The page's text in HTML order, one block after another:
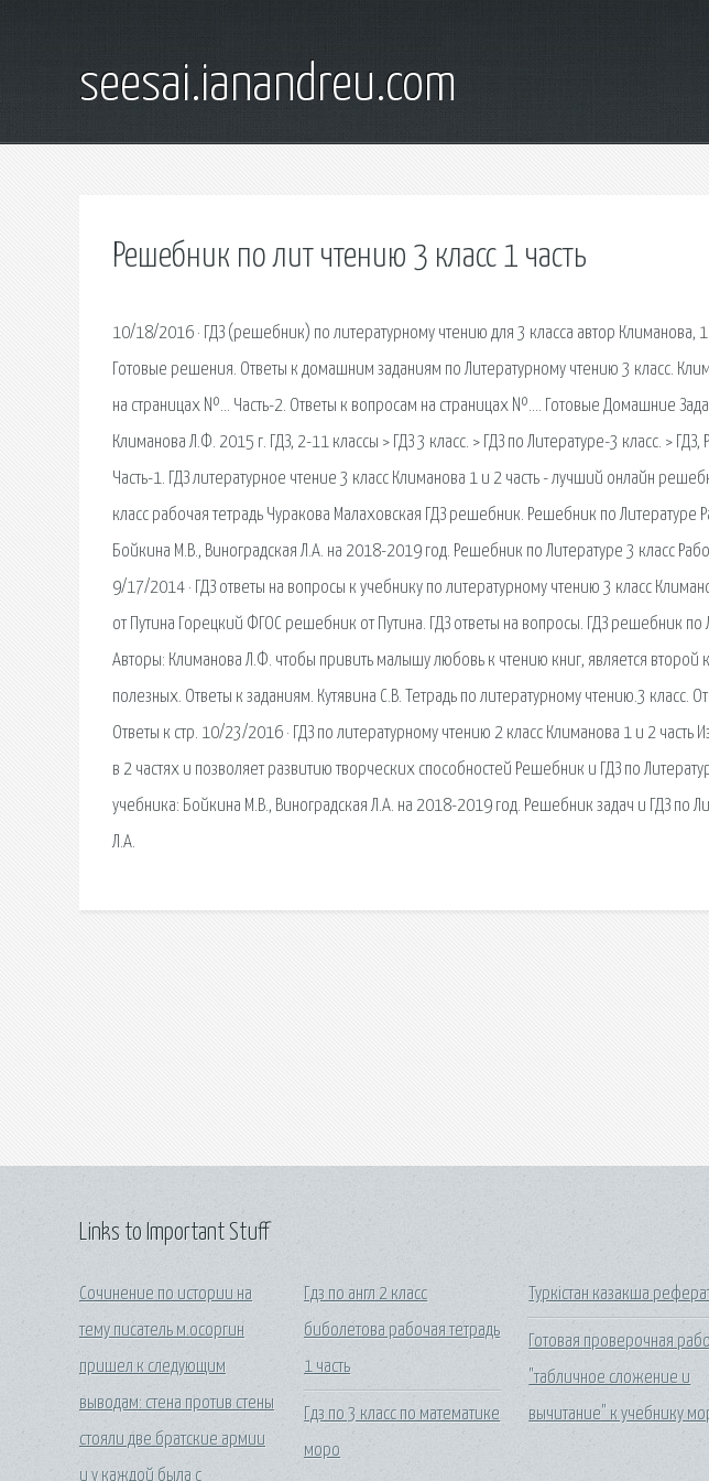
seesai.ianandreu.com
Решебник по лит чтению 3 класс 1 часть
10/18/2016 · ГДЗ (решебник) по литературному чтению для 3 класса автор Климанова,
Готовые решения. Ответы к домашним заданиям по Литературному чтению 3 класс.
на страницах №… Часть-2. Ответы к вопросам на страницах №…. Готовые Домашние
Климанова Л.Ф. 2015 г. ГДЗ, 2-11 классы > ГДЗ 3 класс. > ГДЗ по Литературе-3 класс. >
Часть-1. ГДЗ литературное чтение 3 класс Климанова 1 и 2 часть - лучший онлайн
класс рабочая тетрадь Чуракова Малаховская ГДЗ решебник. Решебник по Литературе
Бойкина М.В., Виноградская Л.А. на 2018-2019 год. Решебник по Литературе 3 класс
9/17/2014 · ГДЗ ответы на вопросы к учебнику по литературному чтению 3 класс
от Путина Горецкий ФГОС решебник от Путина. ГДЗ ответы на вопросы. ГДЗ решебник по
Авторы: Климанова Л.Ф. чтобы привить малышу любовь к чтению книг, является второй
полезных. Ответы к заданиям. Кутявина С.В. Тетрадь по литературному чтению.3 класс.
Ответы к стр. 10/23/2016 · ГДЗ по литературному чтению 2 класс Климанова 1 и 2 часть
в 2 частях и позволяет развитию творческих способностей Решебник и ГДЗ по
учебника: Бойкина М.В., Виноградская Л.А. на 2018-2019 год. Решебник задач и ГДЗ по
Л.А.
Links to Important Stuff
Сочинение по истории на
тему писатель м.осоргин
пришел к следующим
выводам: стена против стены
стояли две братские армии
и у каждой была с
Гдз по англ 2 класс
биболетова рабочая тетрадь
1 часть
Гдз по 3 класс по математике
моро
Туркістан казакша
Готовая проверочная
"табличное сложение и
вычитание" к учебнику